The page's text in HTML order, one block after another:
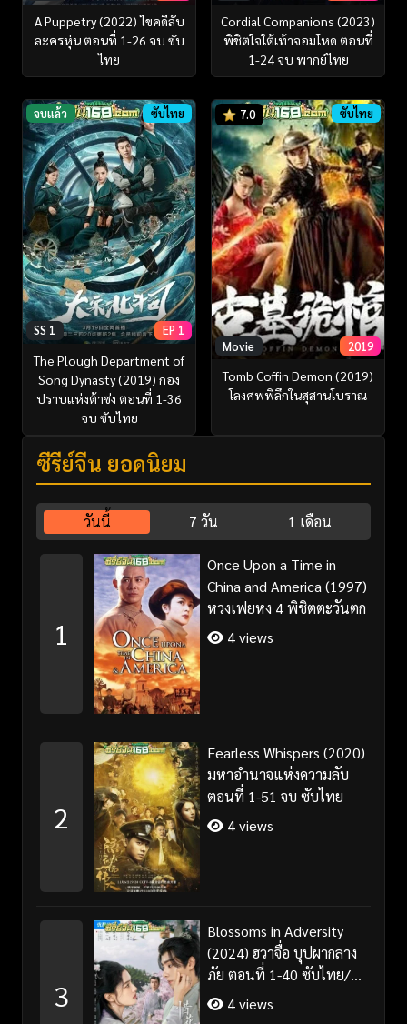
A Puppetry (2022) ไขคดีลับ
ละครหุ่น ตอนที่ 1-26 จบ ซับ
ไทย
Cordial Companions (2023)
พิชิตใจใต้เท้าจอมโหด ตอนที่
1-24 จบ พากย์ไทย
จบแล้ว ซับไทย
SS 1 EP 1
The Plough Department of
Song Dynasty (2019) กอง
ปราบแห่งต้าซ่ง ตอนที่ 1-36
จบ ซับไทย
7.0 ซับไทย
Movie 2019
Tomb Coffin Demon (2019)
โลงศพพิลึกในสุสานโบราณ
ซีรี่ย์จีน ยอดนิยม
วันนี้ 7 วัน 1 เดือน
1
Once Upon a Time in
China and America (1997)
หวงเฟยหง 4 พิชิตตะวันตก
4 views
2
Fearless Whispers (2020)
มหาอำนาจแห่งความลับ
ตอนที่ 1-51 จบ ซับไทย
4 views
3
Blossoms in Adversity
(2024) ฮวาจื่อ บุปผากลาง
ภัย ตอนที่ 1-40 ซับไทย/
พากย์ไทย
4 views